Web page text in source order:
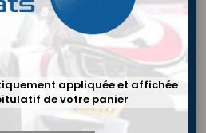
appliquée et affichée
de votre panier